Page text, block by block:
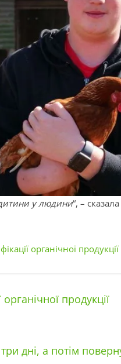
у людини“, –
органічної продукції
продукції
дні, а потім